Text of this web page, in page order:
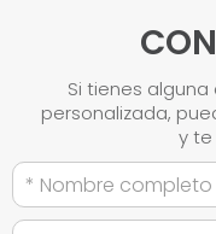
Si tienes
personalizada,
y